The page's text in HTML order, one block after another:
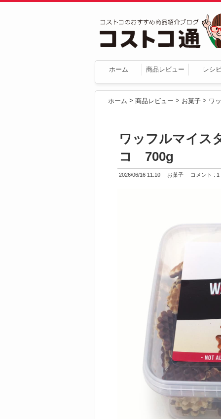
ホーム 商品レビュー レシ
ホーム > 商品レビュー > お菓子 >
ワッフルマイ
コ 700g
2026/06/16 11:10 お菓子 コメント : 1